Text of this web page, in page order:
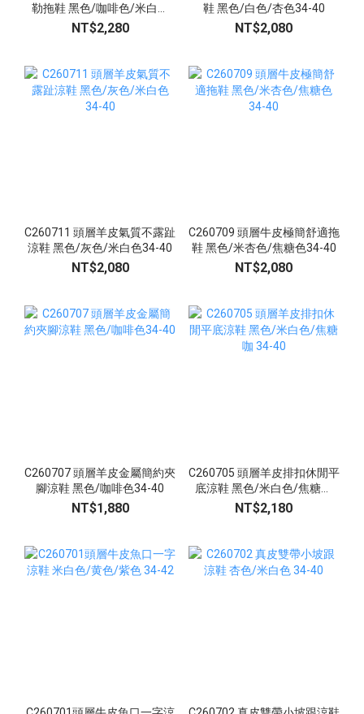
勒拖鞋 黑色/咖啡色/米白色
34-42
NT$2,280
鞋 黑色/白色/杏色34-40
NT$2,080
C260711 頭層羊皮氣質不露趾
涼鞋 黑色/灰色/米白色34-40
NT$2,080
C260709 頭層牛皮極簡舒適拖
鞋 黑色/米杏色/焦糖色34-40
NT$2,080
C260707 頭層羊皮金屬簡約夾
腳涼鞋 黑色/咖啡色34-40
NT$1,880
C260705 頭層羊皮排扣休閒平
底涼鞋 黑色/米白色/焦糖咖
34-40
NT$2,180